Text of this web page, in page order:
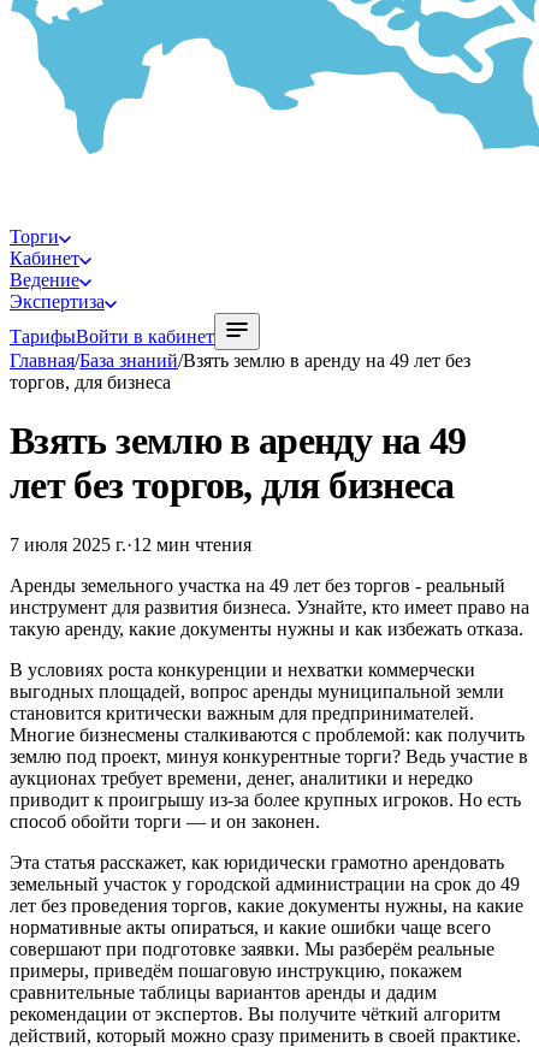
Торги
Кабинет
Ведение
Экспертиза
ТарифыВойти в кабинет
Главная/База знаний/Взять землю в аренду на 49 лет без
торгов, для бизнеса
Взять землю в аренду на 49
лет без торгов, для бизнеса
7 июля 2025 г.·12 мин чтения
Аренды земельного участка на 49 лет без торгов - реальный
инструмент для развития бизнеса. Узнайте, кто имеет право на
такую аренду, какие документы нужны и как избежать отказа.
В условиях роста конкуренции и нехватки коммерчески
выгодных площадей, вопрос аренды муниципальной земли
становится критически важным для предпринимателей.
Многие бизнесмены сталкиваются с проблемой: как получить
землю под проект, минуя конкурентные торги? Ведь участие в
аукционах требует времени, денег, аналитики и нередко
приводит к проигрышу из-за более крупных игроков. Но есть
способ обойти торги — и он законен.
Эта статья расскажет, как юридически грамотно арендовать
земельный участок у городской администрации на срок до 49
лет без проведения торгов, какие документы нужны, на какие
нормативные акты опираться, и какие ошибки чаще всего
совершают при подготовке заявки. Мы разберём реальные
примеры, приведём пошаговую инструкцию, покажем
сравнительные таблицы вариантов аренды и дадим
рекомендации от экспертов. Вы получите чёткий алгоритм
действий, который можно сразу применить в своей практике.